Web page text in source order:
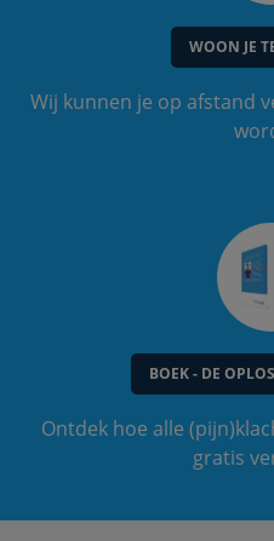
WOON JE
Wij kunnen je op afstand
BOEK - DE
Ontdek hoe alle
gratis